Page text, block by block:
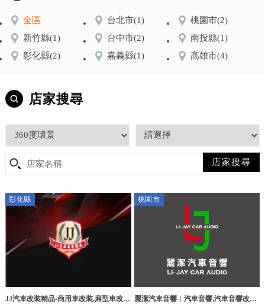
全區 台北市(1) 桃園市(2)
新竹縣(1) 台中市(2) 南投縣(1)
彰化縣(2) 嘉義縣(1) 高雄市(4)
店家搜尋
彰化縣
JJ汽車改裝精品-商用車改裝,廂型車改
桃園市
麗潔汽車音響︱汽車音響,汽車音響改裝,